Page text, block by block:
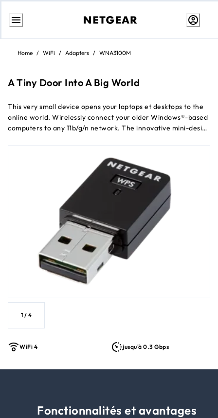
Aller
contenu
Home / WiFi / Adapters / WNA3100M
A Tiny Door Into A Big World
This very small device opens your laptops et desktops to the
online world. Wirelessly connect your older Windows®-based
computers to any 11b/g/n network. The innovative mini-design
1 / 4
WiFi 4 jusqu'à 0.3 Gbps
Fonctionnalités et avantages